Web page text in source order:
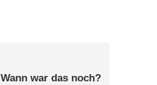
Wann war das noch?